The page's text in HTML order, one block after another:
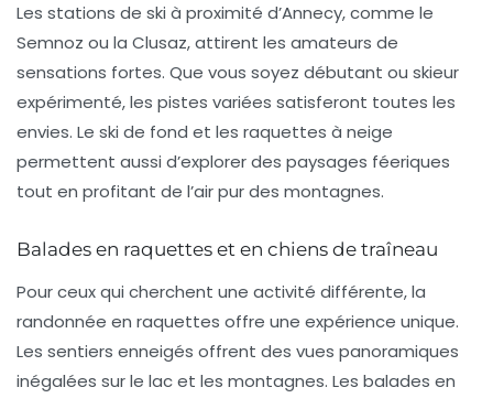
Les stations de ski à proximité d’Annecy, comme le
Semnoz ou la Clusaz, attirent les amateurs de
sensations fortes. Que vous soyez débutant ou skieur
expérimenté, les pistes variées satisferont toutes les
envies. Le ski de fond et les raquettes à neige
permettent aussi d’explorer des paysages féeriques
tout en profitant de l’air pur des montagnes.
Balades en raquettes et en chiens de traîneau
Pour ceux qui cherchent une activité différente, la
randonnée en raquettes offre une expérience unique.
Les sentiers enneigés offrent des vues panoramiques
inégalées sur le lac et les montagnes. Les balades en